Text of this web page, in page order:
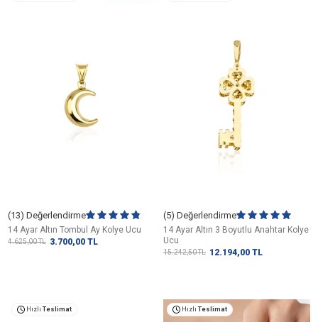
(13) Değerlendirme
14 Ayar Altın Tombul Ay Kolye Ucu
4.625,00TL 3.700,00 TL
(5) Değerlendirme
14 Ayar Altın 3 Boyutlu Anahtar Kolye
Ucu
15.242,50TL 12.194,00 TL
Hızlı Teslimat Hızlı Teslimat